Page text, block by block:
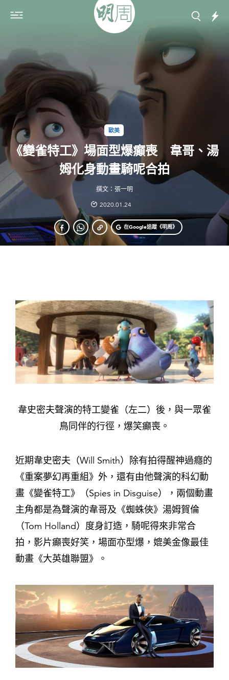
歐美
《變雀特工》場面型爆癲喪 韋哥、湯
姆化身動畫騎呢合拍
撰文：張一明
2020.01.24
在Google追蹤《明周》
韋史密夫聲演的特工變雀（左二）後，與一眾雀
鳥同伴的行徑，爆笑癲喪。
近期韋史密夫（Will Smith）除有拍得醒神過癮的
《重案夢幻再重組》外，還有由他聲演的科幻動
畫《變雀特工》（Spies in Disguise），兩個動畫
主角都是為聲演的韋哥及《蜘蛛俠》湯姆賀倫
（Tom Holland）度身訂造，騎呢得來非常合
拍，影片癲喪好笑，場面亦型爆，媲美金像最佳
動畫《大英雄聯盟》。